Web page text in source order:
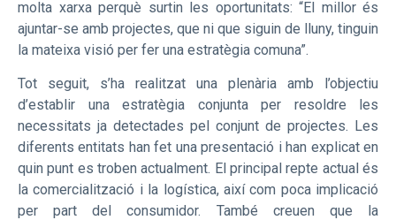
molta xarxa perquè surtin les oportunitats: “El millor és
ajuntar-se amb projectes, que ni que siguin de lluny, tinguin
la mateixa visió per fer una estratègia comuna”.
Tot seguit, s’ha realitzat una plenària amb l’objectiu
d’establir una estratègia conjunta per resoldre les
necessitats ja detectades pel conjunt de projectes. Les
diferents entitats han fet una presentació i han explicat en
quin punt es troben actualment. El principal repte actual és
la comercialització i la logística, així com poca implicació
per part del consumidor. També creuen que la